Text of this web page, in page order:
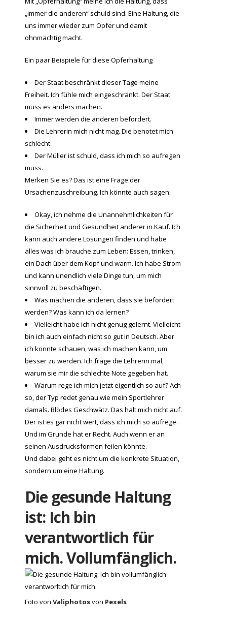
„immer die anderen“ schuld sind. Eine Haltung, die
uns immer wieder zum Opfer und damit
ohnmächtig macht.
Ein paar Beispiele für diese Opferhaltung
Der Staat beschränkt dieser Tage meine
Freiheit. Ich fühle mich eingeschränkt. Der Staat
muss es anders machen.
Immer werden die anderen befördert.
Die Lehrerin mich nicht mag. Die benotet mich
schlecht.
Der Müller ist schuld, dass ich mich so aufregen
muss.
Merken Sie es? Das ist eine Frage der
Ursachenzuschreibung. Ich könnte auch sagen:
Okay, ich nehme die Unannehmlichkeiten für
die Sicherheit und Gesundheit anderer in Kauf. Ich
kann auch andere Lösungen finden und habe
alles was ich brauche zum Leben: Essen, trinken,
ein Dach über dem Kopf und warm. Ich habe Strom
und kann unendlich viele Dinge tun, um mich
sinnvoll zu beschäftigen.
Was machen die anderen, dass sie befördert
werden? Was kann ich da lernen?
Vielleicht habe ich nicht genug gelernt. Vielleicht
bin ich auch einfach nicht so gut in Deutsch. Aber
ich könnte schauen, was ich machen kann, um
besser zu werden. Ich frage die Lehrerin mal,
warum sie mir die schlechte Note gegeben hat.
Warum rege ich mich jetzt eigentlich so auf? Ach
so, der Typ redet genau wie mein Sportlehrer
damals. Blödes Geschwätz. Das hält mich nicht auf.
Der ist es gar nicht wert, dass ich mich so aufrege.
Und im Grunde hat er Recht. Auch wenn er an
seinen Ausdrucksformen feilen könnte.
Und dabei geht es nicht um die konkrete Situation,
sondern um eine Haltung.
Die gesunde Haltung
ist: Ich bin
verantwortlich für
mich. Vollumfänglich.
Foto von Valiphotosvon Pexels